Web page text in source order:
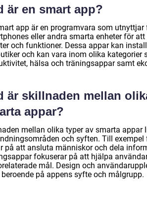
är en smart app?
app är en programvara som
eller andra smarta enheter för
och funktioner. Dessa appar kan
och kan vara inom olika kategorier
hälsa och träningsappar samt
är skillnaden mellan
appar?
mellan olika typer av smarta appar
och syften. Till exempel
på att ansluta människor och dela
fokuserar på att hjälpa
mål. Design och
på appens syfte och målgrupp.